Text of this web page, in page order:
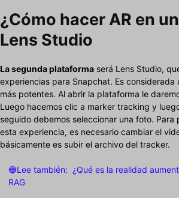
¿Cómo hacer AR en
Lens Studio
La segunda plataforma será Lens Studio,
experiencias para Snapchat. Es considerada
más potentes. Al abrir la plataforma le
Luego hacemos clic a marker tracking y
seguido debemos seleccionar una foto. Para
esta experiencia, es necesario cambiar el
básicamente es subir el archivo del tracker.
🔵Lee también: ¿Qué es la realidad
RAG